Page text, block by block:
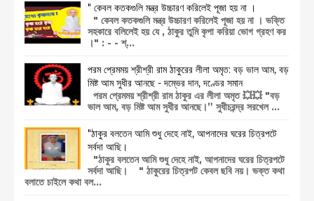
" কেবল কতকগুলি মন্ত্র উচ্চারণ করিলেই পূজা হয় না ।
" কেবল কতকগুলি মন্ত্র উচ্চারণ করিলেই পূজা হয় না । ভক্তি
সহকারে বলিলেই হয় যে , ঠাকুর তুমি কৃপা করিয়া ভোগ গ্রহণ কর
।" : - - শ্...
পরম প্রেমময় শ্রীশ্রী রাম ঠাকুরের লীলা অমৃত: বড় ভাল আম, বড়
মিষ্ট আম সুধীর আনছে - দম্ভের দান, দণ্ডের সমান
পরম প্রেমময় শ্রীশ্রী রাম ঠাকুর এর লীলা অমৃত 💥💥 "বড়
ভাল আম, বড় মিষ্ট আম সুধীর আনছে।” সুধীচরন্দ্র সরখেল ...
"ঠাকুর বলতেন আমি শুধু দেহে নাই, আপনাদের ঘরের চিত্রপটে
সর্বদা আছি।
"ঠাকুর বলতেন আমি শুধু দেহে নাই, আপনাদের ঘরের চিত্রপটে
সর্বদা আছি। " ঠাকুরের চিত্রপট কেবল ছবি নয়। ভক্ত কথা
বলাতে চাইলে কথা বল...